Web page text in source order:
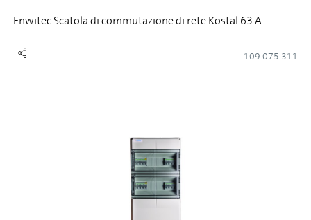
Enwitec Scatola di commutazione di rete Kostal 63 A
109.075.311